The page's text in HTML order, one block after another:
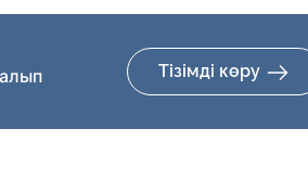
Тізімді көру